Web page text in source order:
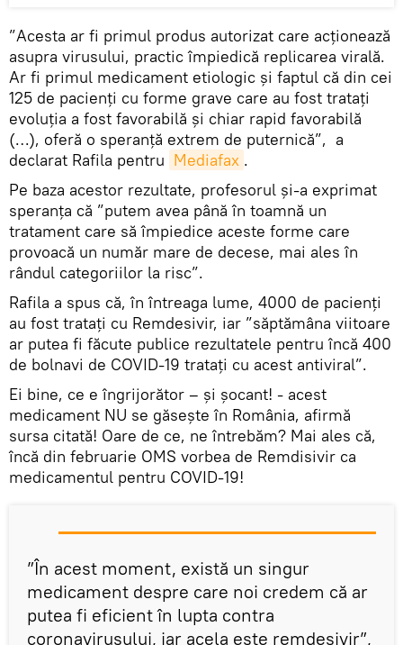
”Acesta ar fi primul produs autorizat care acţionează
asupra virusului, practic împiedică replicarea virală.
Ar fi primul medicament etiologic şi faptul că din cei
125 de pacienţi cu forme grave care au fost trataţi
evoluţia a fost favorabilă şi chiar rapid favorabilă
(…), oferă o speranţă extrem de puternică”, a
declarat Rafila pentru Mediafax .
Pe baza acestor rezultate, profesorul și-a exprimat
speranța că ”putem avea până în toamnă un
tratament care să împiedice aceste forme care
provoacă un număr mare de decese, mai ales în
rândul categoriilor la risc”.
Rafila a spus că, în întreaga lume, 4000 de pacienţi
au fost trataţi cu Remdesivir, iar ”săptămâna viitoare
ar putea fi făcute publice rezultatele pentru încă 400
de bolnavi de COVID-19 trataţi cu acest antiviral”.
Ei bine, ce e îngrijorător – și șocant! - acest
medicament NU se găsește în România, afirmă
sursa citată! Oare de ce, ne întrebăm? Mai ales că,
încă din februarie OMS vorbea de Remdisivir ca
medicamentul pentru COVID-19!
”În acest moment, există un singur
medicament despre care noi credem că ar
putea fi eficient în lupta contra
coronavirusului, iar acela este remdesivir”,